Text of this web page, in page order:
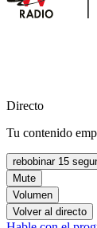
Directo
Tu contenido
rebobinar 15
Mute
Volumen
Volver al directo